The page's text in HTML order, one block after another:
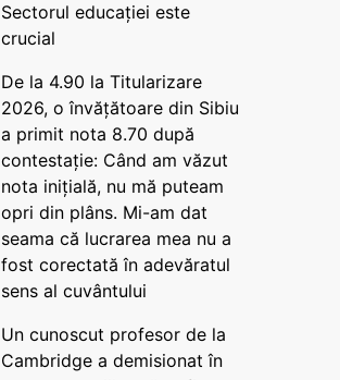
Sectorul educației este
crucial
De la 4.90 la Titularizare
2026, o învățătoare din Sibiu
a primit nota 8.70 după
contestație: Când am văzut
nota inițială, nu mă puteam
opri din plâns. Mi-am dat
seama că lucrarea mea nu a
fost corectată în adevăratul
sens al cuvântului
Un cunoscut profesor de la
Cambridge a demisionat în